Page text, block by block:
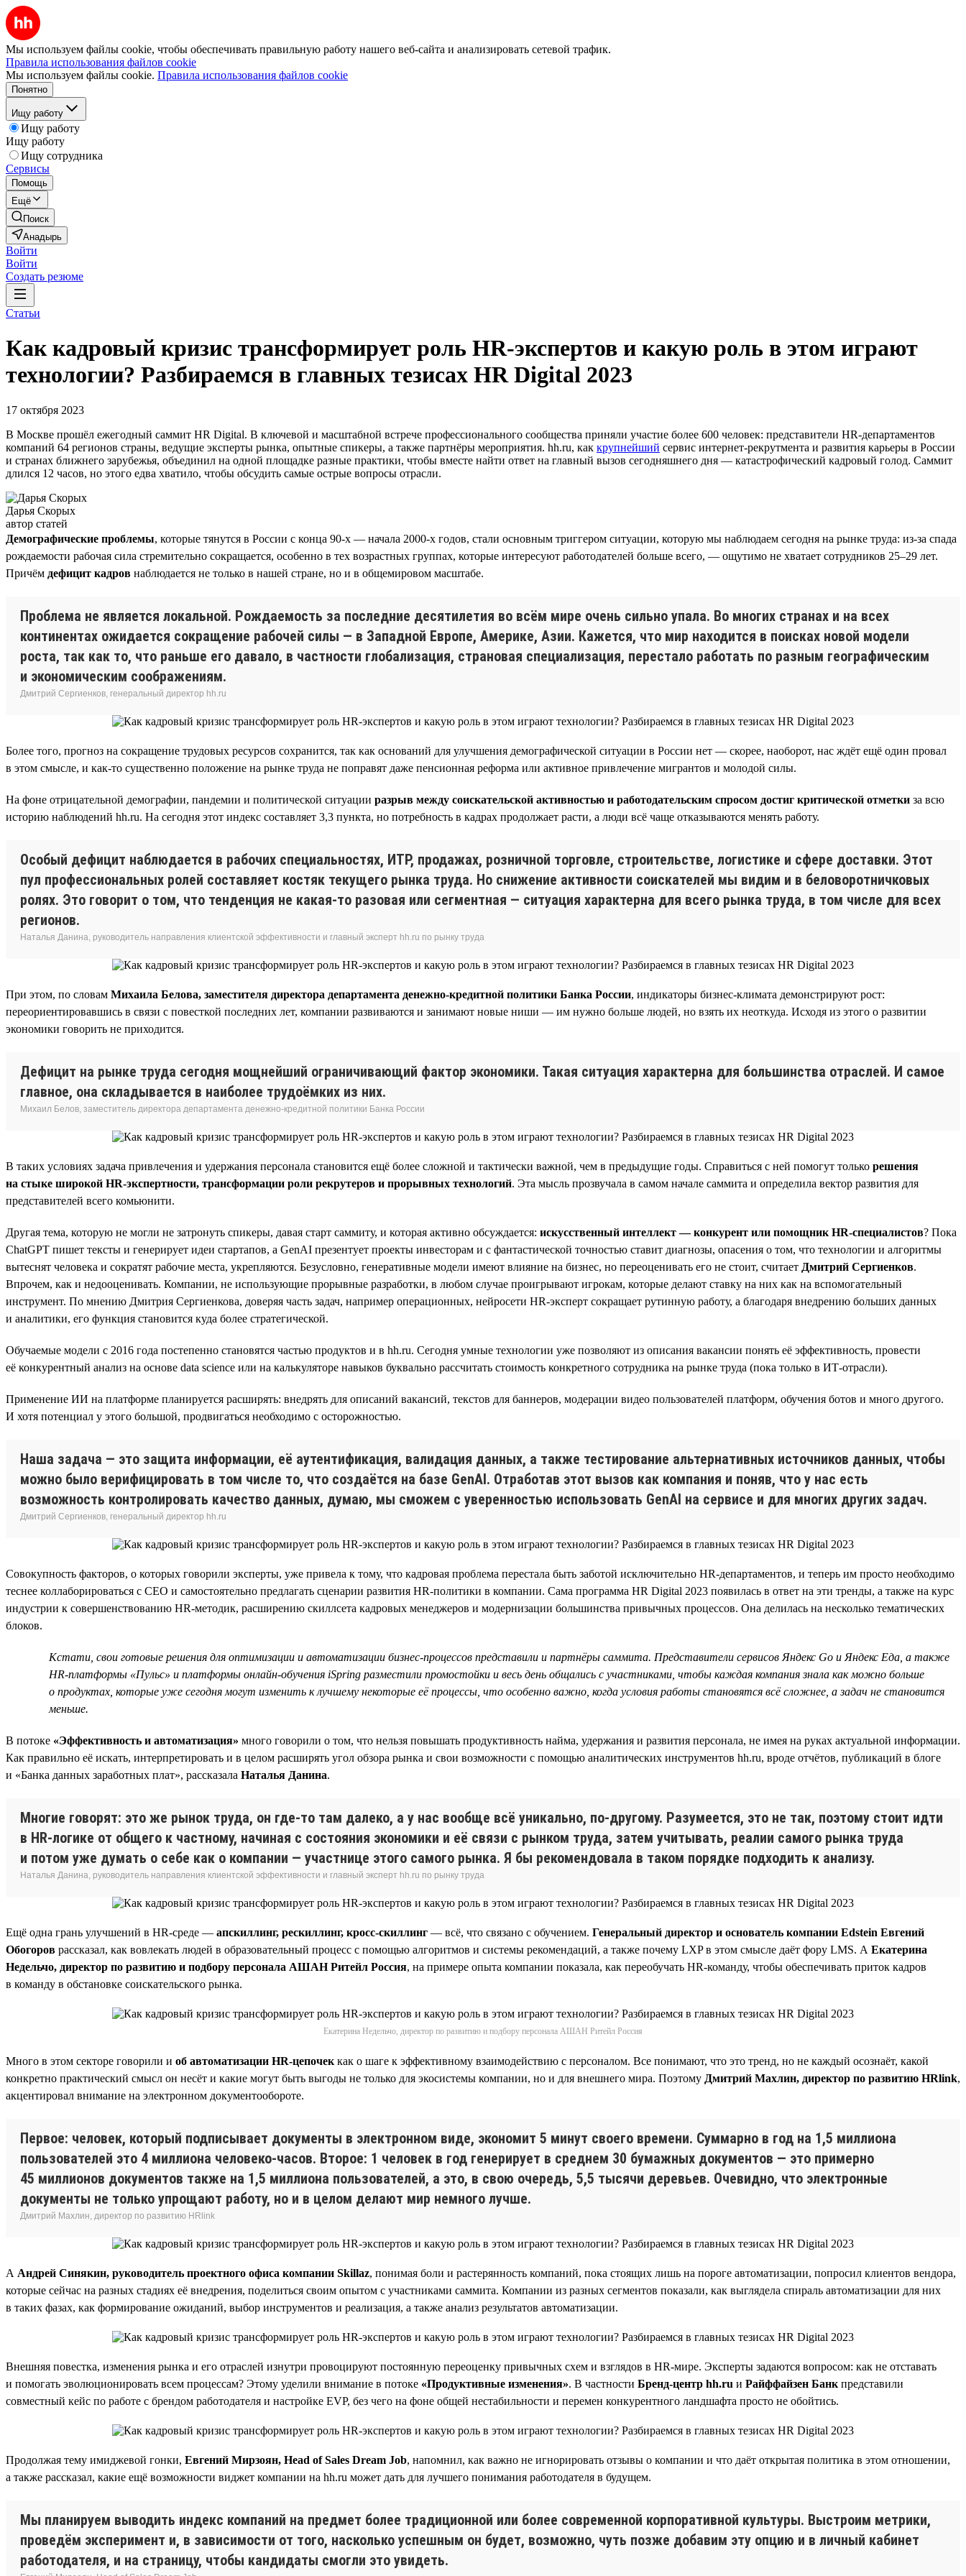
Мы используем файлы cookie, чтобы обеспечивать правильную работу нашего веб-сайта и анализировать сетевой трафик.
Правила использования файлов cookie
Мы используем файлы cookie. Правила использования файлов cookie
Понятно
Ищу работу
Ищу работу
Ищу работу
Ищу сотрудника
Сервисы
Помощь
Ещё
Поиск
Анадырь
Войти
Войти
Создать резюме
Статьи
Как кадровый кризис трансформирует роль HR-экспертов и какую роль в этом играют
технологии? Разбираемся в главных тезисах HR Digital 2023
17 октября 2023
В Москве прошёл ежегодный саммит HR Digital. В ключевой и масштабной встрече профессионального сообщества приняли участие более 600 человек: представители HR-департаментов
компаний 64 регионов страны, ведущие эксперты рынка, опытные спикеры, а также партнёры мероприятия. hh.ru, как крупнейший сервис интернет-рекрутмента и развития карьеры в России
и странах ближнего зарубежья, объединил на одной площадке разные практики, чтобы вместе найти ответ на главный вызов сегодняшнего дня — катастрофический кадровый голод. Саммит
длился 12 часов, но этого едва хватило, чтобы обсудить самые острые вопросы отрасли.
Дарья Скорых
автор статей
Демографические проблемы, которые тянутся в России с конца 90-х — начала 2000-х годов, стали основным триггером ситуации, которую мы наблюдаем сегодня на рынке труда: из-за спада
рождаемости рабочая сила стремительно сокращается, особенно в тех возрастных группах, которые интересуют работодателей больше всего, — ощутимо не хватает сотрудников 25–29 лет.
Причём дефицит кадров наблюдается не только в нашей стране, но и в общемировом масштабе.
Проблема не является локальной. Рождаемость за последние десятилетия во всём мире очень сильно упала. Во многих странах и на всех
континентах ожидается сокращение рабочей силы — в Западной Европе, Америке, Азии. Кажется, что мир находится в поисках новой модели
роста, так как то, что раньше его давало, в частности глобализация, страновая специализация, перестало работать по разным географическим
и экономическим соображениям.
Дмитрий Сергиенков, генеральный директор hh.ru
Более того, прогноз на сокращение трудовых ресурсов сохранится, так как оснований для улучшения демографической ситуации в России нет — скорее, наоборот, нас ждёт ещё один провал
в этом смысле, и как-то существенно положение на рынке труда не поправят даже пенсионная реформа или активное привлечение мигрантов и молодой силы.
На фоне отрицательной демографии, пандемии и политической ситуации разрыв между соискательской активностью и работодательским спросом достиг критической отметки за всю
историю наблюдений hh.ru. На сегодня этот индекс составляет 3,3 пункта, но потребность в кадрах продолжает расти, а люди всё чаще отказываются менять работу.
Особый дефицит наблюдается в рабочих специальностях, ИТР, продажах, розничной торговле, строительстве, логистике и сфере доставки. Этот
пул профессиональных ролей составляет костяк текущего рынка труда. Но снижение активности соискателей мы видим и в беловоротничковых
ролях. Это говорит о том, что тенденция не какая-то разовая или сегментная — ситуация характерна для всего рынка труда, в том числе для всех
регионов.
Наталья Данина, руководитель направления клиентской эффективности и главный эксперт hh.ru по рынку труда
При этом, по словам Михаила Белова, заместителя директора департамента денежно-кредитной политики Банка России, индикаторы бизнес-климата демонстрируют рост:
переориентировавшись в связи с повесткой последних лет, компании развиваются и занимают новые ниши — им нужно больше людей, но взять их неоткуда. Исходя из этого о развитии
экономики говорить не приходится.
Дефицит на рынке труда сегодня мощнейший ограничивающий фактор экономики. Такая ситуация характерна для большинства отраслей. И самое
главное, она складывается в наиболее трудоёмких из них.
Михаил Белов, заместитель директора департамента денежно-кредитной политики Банка России
В таких условиях задача привлечения и удержания персонала становится ещё более сложной и тактически важной, чем в предыдущие годы. Справиться с ней помогут только решения
на стыке широкой HR-экспертности, трансформации роли рекрутеров и прорывных технологий. Эта мысль прозвучала в самом начале саммита и определила вектор развития для
представителей всего комьюнити.
Другая тема, которую не могли не затронуть спикеры, давая старт саммиту, и которая активно обсуждается: искусственный интеллект — конкурент или помощник HR-специалистов? Пока
ChatGPT пишет тексты и генерирует идеи стартапов, а GenAI презентует проекты инвесторам и с фантастической точностью ставит диагнозы, опасения о том, что технологии и алгоритмы
вытеснят человека и сократят рабочие места, укрепляются. Безусловно, генеративные модели имеют влияние на бизнес, но переоценивать его не стоит, считает Дмитрий Сергиенков.
Впрочем, как и недооценивать. Компании, не использующие прорывные разработки, в любом случае проигрывают игрокам, которые делают ставку на них как на вспомогательный
инструмент. По мнению Дмитрия Сергиенкова, доверяя часть задач, например операционных, нейросети HR-эксперт сокращает рутинную работу, а благодаря внедрению больших данных
и аналитики, его функция становится куда более стратегической.
Обучаемые модели с 2016 года постепенно становятся частью продуктов и в hh.ru. Сегодня умные технологии уже позволяют из описания вакансии понять её эффективность, провести
её конкурентный анализ на основе data science или на калькуляторе навыков буквально рассчитать стоимость конкретного сотрудника на рынке труда (пока только в ИТ-отрасли).
Применение ИИ на платформе планируется расширять: внедрять для описаний вакансий, текстов для баннеров, модерации видео пользователей платформ, обучения ботов и много другого.
И хотя потенциал у этого большой, продвигаться необходимо с осторожностью.
Наша задача — это защита информации, её аутентификация, валидация данных, а также тестирование альтернативных источников данных, чтобы
можно было верифицировать в том числе то, что создаётся на базе GenAI. Отработав этот вызов как компания и поняв, что у нас есть
возможность контролировать качество данных, думаю, мы сможем с уверенностью использовать GenAI на сервисе и для многих других задач.
Дмитрий Сергиенков, генеральный директор hh.ru
Совокупность факторов, о которых говорили эксперты, уже привела к тому, что кадровая проблема перестала быть заботой исключительно HR-департаментов, и теперь им просто необходимо
теснее коллаборироваться с СЕО и самостоятельно предлагать сценарии развития HR-политики в компании. Сама программа HR Digital 2023 появилась в ответ на эти тренды, а также на курс
индустрии к совершенствованию HR-методик, расширению скиллсета кадровых менеджеров и модернизации большинства привычных процессов. Она делилась на несколько тематических
блоков.
Кстати, свои готовые решения для оптимизации и автоматизации бизнес-процессов представили и партнёры саммита. Представители сервисов Яндекс Go и Яндекс Еда, а также
HR-платформы «Пульс» и платформы онлайн-обучения iSpring разместили промостойки и весь день общались с участниками, чтобы каждая компания знала как можно больше
о продуктах, которые уже сегодня могут изменить к лучшему некоторые её процессы, что особенно важно, когда условия работы становятся всё сложнее, а задач не становится
меньше.
В потоке «Эффективность и автоматизация» много говорили о том, что нельзя повышать продуктивность найма, удержания и развития персонала, не имея на руках актуальной информации.
Как правильно её искать, интерпретировать и в целом расширять угол обзора рынка и свои возможности с помощью аналитических инструментов hh.ru, вроде отчётов, публикаций в блоге
и «Банка данных заработных плат», рассказала Наталья Данина.
Многие говорят: это же рынок труда, он где-то там далеко, а у нас вообще всё уникально, по-другому. Разумеется, это не так, поэтому стоит идти
в HR-логике от общего к частному, начиная с состояния экономики и её связи с рынком труда, затем учитывать, реалии самого рынка труда
и потом уже думать о себе как о компании — участнице этого самого рынка. Я бы рекомендовала в таком порядке подходить к анализу.
Наталья Данина, руководитель направления клиентской эффективности и главный эксперт hh.ru по рынку труда
Ещё одна грань улучшений в HR-среде — апскиллинг, рескиллинг, кросс-скиллинг — всё, что связано с обучением. Генеральный директор и основатель компании Edstein Евгений
Обогоров рассказал, как вовлекать людей в образовательный процесс с помощью алгоритмов и системы рекомендаций, а также почему LXP в этом смысле даёт фору LMS. А Екатерина
Недельчо, директор по развитию и подбору персонала АШАН Ритейл Россия, на примере опыта компании показала, как переобучать HR-команду, чтобы обеспечивать приток кадров
в команду в обстановке соискательского рынка.
Екатерина Недельчо, директор по развитию и подбору персонала АШАН Ритейл Россия
Много в этом секторе говорили и об автоматизации HR-цепочек как о шаге к эффективному взаимодействию с персоналом. Все понимают, что это тренд, но не каждый осознаёт, какой
конкретно практический смысл он несёт и какие могут быть выгоды не только для экосистемы компании, но и для внешнего мира. Поэтому Дмитрий Махлин, директор по развитию HRlink,
акцентировал внимание на электронном документообороте.
Первое: человек, который подписывает документы в электронном виде, экономит 5 минут своего времени. Суммарно в год на 1,5 миллиона
пользователей это 4 миллиона человеко-часов. Второе: 1 человек в год генерирует в среднем 30 бумажных документов — это примерно
45 миллионов документов также на 1,5 миллиона пользователей, а это, в свою очередь, 5,5 тысячи деревьев. Очевидно, что электронные
документы не только упрощают работу, но и в целом делают мир немного лучше.
Дмитрий Махлин, директор по развитию HRlink
А Андрей Синякин, руководитель проектного офиса компании Skillaz, понимая боли и растерянность компаний, пока стоящих лишь на пороге автоматизации, попросил клиентов вендора,
которые сейчас на разных стадиях её внедрения, поделиться своим опытом с участниками саммита. Компании из разных сегментов показали, как выглядела спираль автоматизации для них
в таких фазах, как формирование ожиданий, выбор инструментов и реализация, а также анализ результатов автоматизации.
Внешняя повестка, изменения рынка и его отраслей изнутри провоцируют постоянную переоценку привычных схем и взглядов в HR-мире. Эксперты задаются вопросом: как не отставать
и помогать эволюционировать всем процессам? Этому уделили внимание в потоке «Продуктивные изменения». В частности Бренд-центр hh.ru и Райффайзен Банк представили
совместный кейс по работе с брендом работодателя и настройке EVP, без чего на фоне общей нестабильности и перемен конкурентного ландшафта просто не обойтись.
Продолжая тему имиджевой гонки, Евгений Мирзоян, Head of Sales Dream Job, напомнил, как важно не игнорировать отзывы о компании и что даёт открытая политика в этом отношении,
а также рассказал, какие ещё возможности виджет компании на hh.ru может дать для лучшего понимания работодателя в будущем.
Мы планируем выводить индекс компаний на предмет более традиционной или более современной корпоративной культуры. Выстроим метрики,
проведём эксперимент и, в зависимости от того, насколько успешным он будет, возможно, чуть позже добавим эту опцию и в личный кабинет
работодателя, и на страницу, чтобы кандидаты смогли это увидеть.